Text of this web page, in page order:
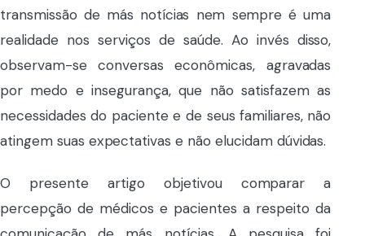
transmissão de más notícias nem sempre é uma
realidade nos serviços de saúde. Ao invés disso,
observam-se conversas econômicas, agravadas
por medo e insegurança, que não satisfazem as
necessidades do paciente e de seus familiares, não
atingem suas expectativas e não elucidam dúvidas.
O presente artigo objetivou comparar a
percepção de médicos e pacientes a respeito da